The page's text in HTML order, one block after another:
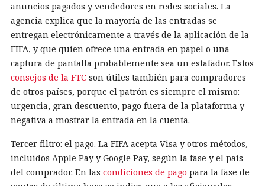
anuncios pagados y vendedores en redes sociales. La
agencia explica que la mayoría de las entradas se
entregan electrónicamente a través de la aplicación de la
FIFA, y que quien ofrece una entrada en papel o una
captura de pantalla probablemente sea un estafador. Estos
consejos de la FTC son útiles también para compradores
de otros países, porque el patrón es siempre el mismo:
urgencia, gran descuento, pago fuera de la plataforma y
negativa a mostrar la entrada en la cuenta.
Tercer filtro: el pago. La FIFA acepta Visa y otros métodos,
incluidos Apple Pay y Google Pay, según la fase y el país
del comprador. En las condiciones de pago para la fase de